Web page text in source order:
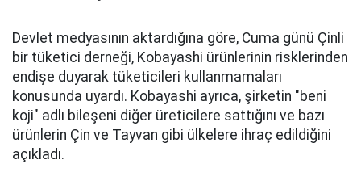
Devlet medyasının aktardığına göre, Cuma günü Çinli
bir tüketici derneği, Kobayashi ürünlerinin risklerinden
endişe duyarak tüketicileri kullanmamaları
konusunda uyardı. Kobayashi ayrıca, şirketin "beni
koji" adlı bileşeni diğer üreticilere sattığını ve bazı
ürünlerin Çin ve Tayvan gibi ülkelere ihraç edildiğini
açıkladı.